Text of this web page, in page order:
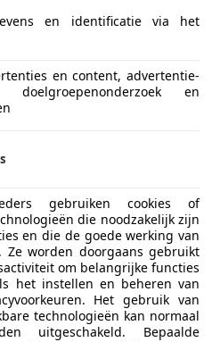
en identificatie via het
en content, advertentie-
doelgroepenonderzoek en
gebruiken cookies of
die noodzakelijk zijn
en die de goede werking van
Ze worden doorgaans gebruikt
om belangrijke functies
het instellen en beheren van
Het gebruik van
technologieën kan normaal
uitgeschakeld. Bepaalde